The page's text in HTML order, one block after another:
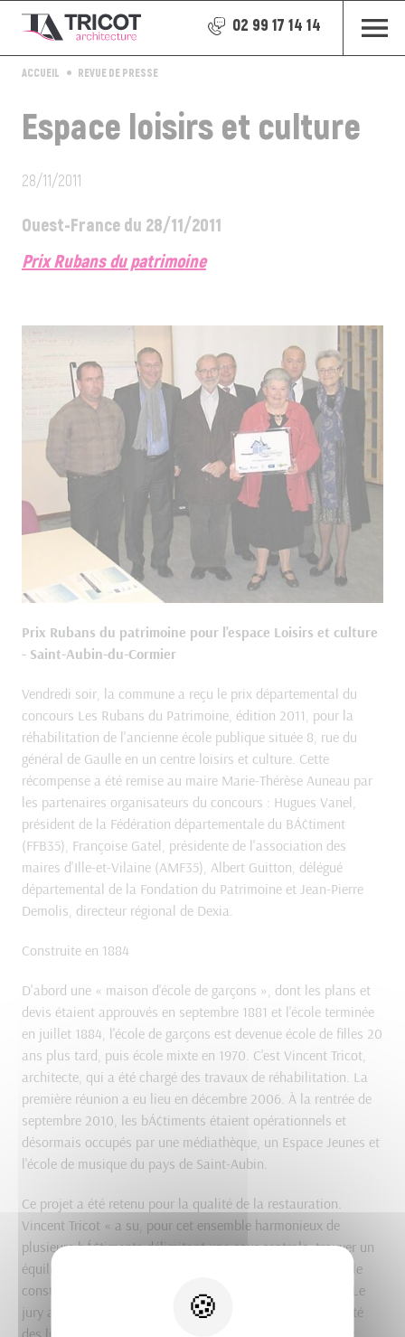
02 99 17 14 14
ACCUEIL REVUE DE PRESSE
Espace loisirs et culture
28/11/2011
Ouest-France du 28/11/2011
Prix Rubans du patrimoine
Prix Rubans du patrimoine pour l'espace Loisirs et culture
- Saint-Aubin-du-Cormier
Vendredi soir, la commune a reçu le prix départemental du
concours Les Rubans du Patrimoine, édition 2011, pour la
réhabilitation de l'ancienne école publique située 8, rue du
général de Gaulle en un centre loisirs et culture. Cette
récompense a été remise au maire Marie-Thérèse Auneau par
les partenaires organisateurs du concours : Hugues Vanel,
président de la Fédération départementale du BÁ¢timent
(FFB35), Françoise Gatel, présidente de l'association des
maires d'Ille-et-Vilaine (AMF35), Albert Guitton, délégué
départemental de la Fondation du Patrimoine et Jean-Pierre
Demolis, directeur régional de Dexia.
Construite en 1884
D'abord une « maison d'école de garçons », dont les plans et
devis étaient approuvés en septembre 1881 et l'école terminée
en juillet 1884, l'école de garçons est devenue école de filles 20
ans plus tard, puis école mixte en 1970. C'est Vincent Tricot,
architecte, qui a été chargé des travaux de réhabilitation. La
première réunion a eu lieu en décembre 2006. À la rentrée de
septembre 2010, les bÁ¢timents étaient opérationnels et
désormais occupés par une médiathèque, un Espace Jeunes et
l'école de musique du pays de Saint-Aubin.
Ce projet a été retenu pour la qualité de la restauration.
Vincent Tricot « a su, pour cet ensemble harmonieux de
plusieurs bÁ¢timents délimitant une cour centrale, trouver un
équilibre entre le respect du bÁ¢timent existant, la nouvelle
construction et l'aménagement intérieur contemporain ». Le
jury a également apprécié « l'accessibilité, la fonctionnalité
des lieux et la qualité des travaux intégrant des matériaux